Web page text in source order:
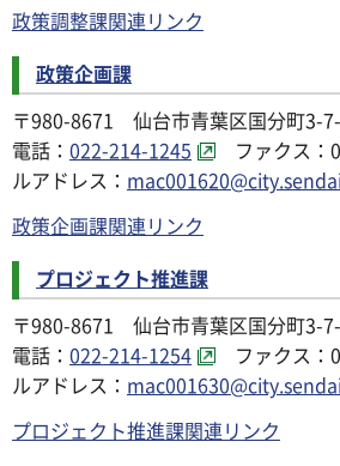
政策調整課関連リンク
政策企画課
〒980-8671 仙台市青葉区国分町3-
電話： 022-214-1245
ファクス
ルアドレス：
政策企画課関連リンク
プロジェクト推進課
〒980-8671 仙台市青葉区国分町3-
電話： 022-214-1254
ファクス
ルアドレス：
プロジェクト推進課関連リンク